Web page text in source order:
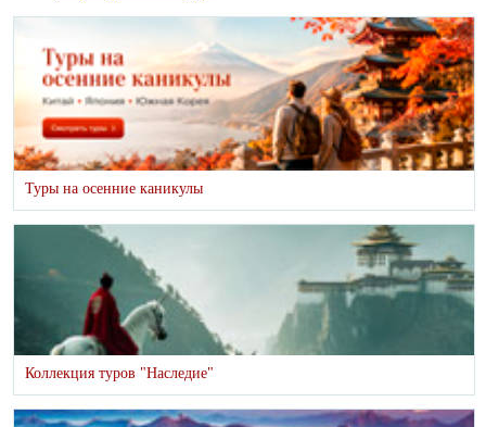
Туры на осенние каникулы
Коллекция туров "Наследие"